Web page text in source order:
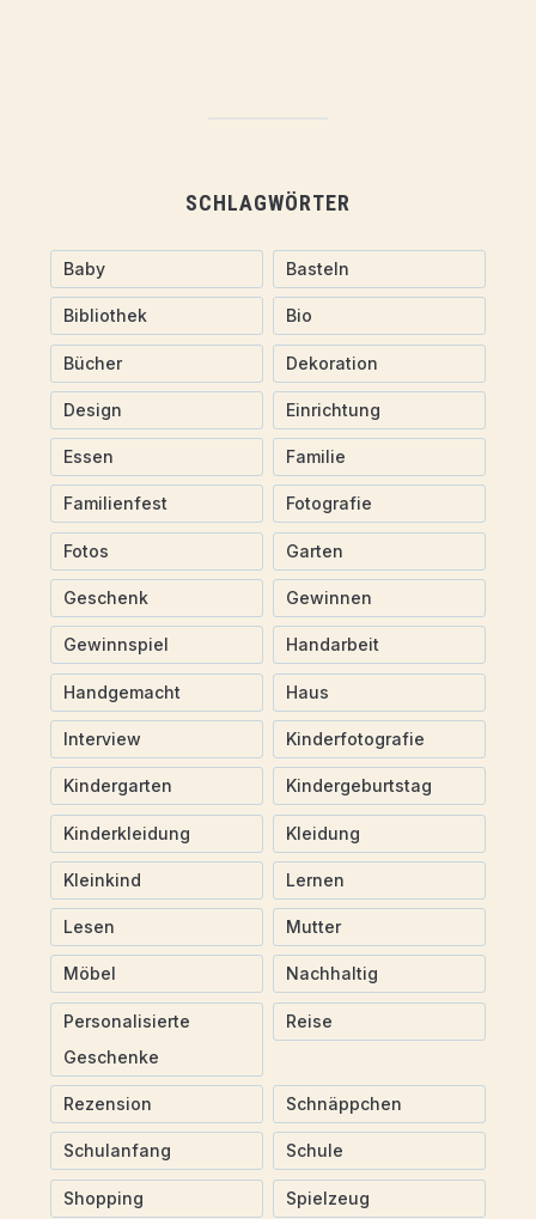
SCHLAGWÖRTER
Baby Basteln
Bibliothek Bio
Bücher Dekoration
Design Einrichtung
Essen Familie
Familienfest Fotografie
Fotos Garten
Geschenk Gewinnen
Gewinnspiel Handarbeit
Handgemacht Haus
Interview Kinderfotografie
Kindergarten Kindergeburtstag
Kinderkleidung Kleidung
Kleinkind Lernen
Lesen Mutter
Möbel Nachhaltig
Personalisierte
Geschenke
Reise
Rezension Schnäppchen
Schulanfang Schule
Shopping Spielzeug